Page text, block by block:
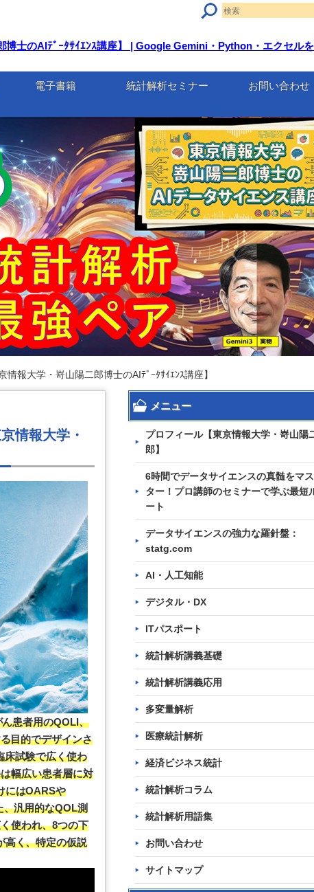
士のAIﾃﾞｰﾀｻｲｴﾝｽ講座】 | Google Gemini・Python・エクセル
電子書籍 統計解析セミナー お問い合わせ
報大学・嵜山陽二郎博士のAIﾃﾞｰﾀｻｲｴﾝｽ講座】
情報大学・
患者用のQOLI、
目的でデザインさ
床試験で広く使わ
幅広い患者層に対
にはOARSや
、汎用的なQOL測
使われ、8つの下
高く、特定の仮説
メニュー
プロフィール【東京情報大学・嵜山陽
郎】
6時間でデータサイエンスの真髄をマス
ター！プロ講師のセミナーで学ぶ最短
ート
データサイエンスの強力な羅針盤：
statg.com
AI・人工知能
デジタル・DX
ITパスポート
統計解析講義基礎
統計解析講義応用
多変量解析
医療統計解析
経済ビジネス統計
統計解析コラム
統計解析用語集
お問い合わせ
サイトマップ